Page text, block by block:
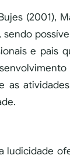
(2001),
e pais
as
ludicidade